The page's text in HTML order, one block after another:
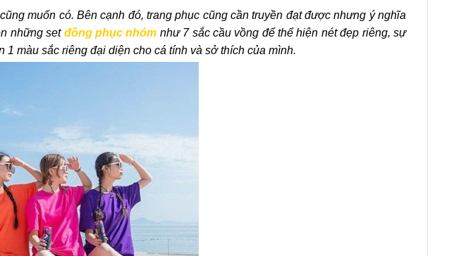
muốn có. Bên cạnh đó, trang phục cũng cần truyền đạt được nhưng ý nghĩa
những set đồng phục nhóm như 7 sắc cầu vồng để thể hiện nét đẹp riêng, sự
màu sắc riêng đại diện cho cá tính và sở thích của mình.